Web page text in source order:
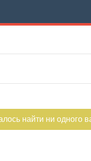
найти ни одного